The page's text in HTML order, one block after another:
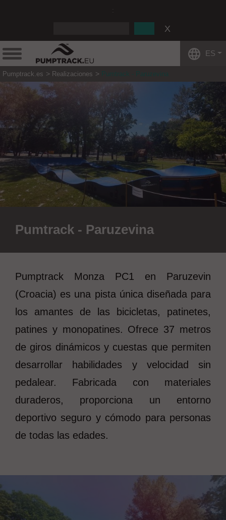
ES
Pumptrack.es Realizaciones Pumtrack - Paruzevina
Pumtrack - Paruzevina
Pumptrack Monza PC1 en Paruzevin
(Croacia) es una pista única diseñada para
los amantes de las bicicletas, patinetes,
patines y monopatines. Ofrece 37 metros
de giros dinámicos y cuestas que permiten
desarrollar habilidades y velocidad sin
pedalear. Fabricada con materiales
duraderos, proporciona un entorno
deportivo seguro y cómodo para personas
de todas las edades.